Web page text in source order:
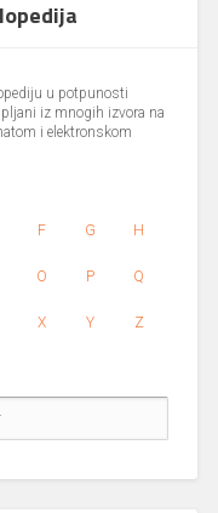
u potpunosti
iz mnogih izvora na
i elektronskom
F G H
O P Q
X Y Z